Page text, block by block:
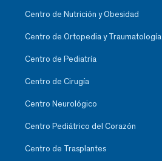
Centro de Nutrición y Obesidad
Centro de Ortopedia y Traumatología
Centro de Pediatría
Centro de Cirugía
Centro Neurológico
Centro Pediátrico del Corazón
Centro de Trasplantes